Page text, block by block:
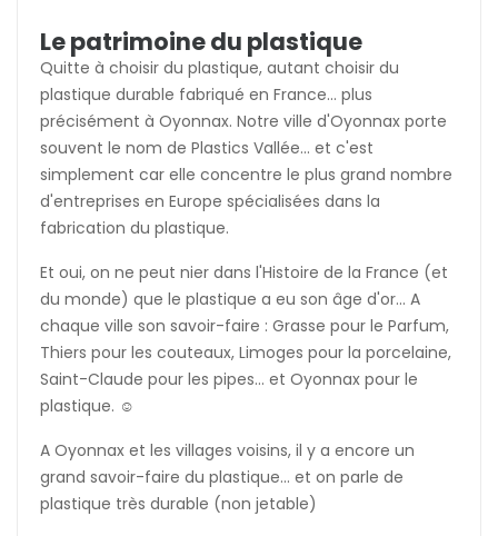
Le patrimoine du plastique
Quitte à choisir du plastique, autant choisir du
plastique durable fabriqué en France... plus
précisément à Oyonnax. Notre ville d'Oyonnax porte
souvent le nom de Plastics Vallée... et c'est
simplement car elle concentre le plus grand nombre
d'entreprises en Europe spécialisées dans la
fabrication du plastique.
Et oui, on ne peut nier dans l'Histoire de la France (et
du monde) que le plastique a eu son âge d'or... A
chaque ville son savoir-faire : Grasse pour le Parfum,
Thiers pour les couteaux, Limoges pour la porcelaine,
Saint-Claude pour les pipes... et Oyonnax pour le
plastique. ☺️
A Oyonnax et les villages voisins, il y a encore un
grand savoir-faire du plastique... et on parle de
plastique très durable (non jetable)